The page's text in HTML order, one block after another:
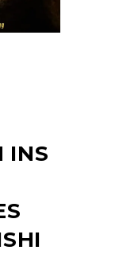
INS